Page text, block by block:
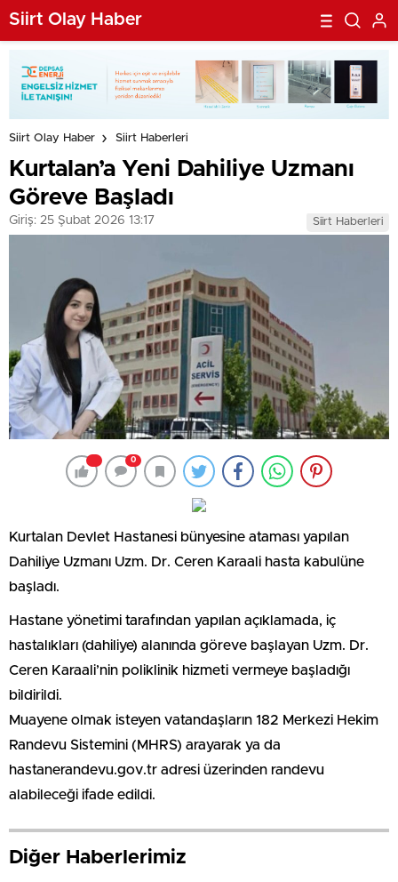
Siirt Olay Haber
Siirt Olay Haber Siirt Haberleri
Kurtalan’a Yeni Dahiliye Uzmanı
Göreve Başladı
Giriş: 25 Şubat 2026 13:17 Siirt Haberleri
0
Kurtalan Devlet Hastanesi bünyesine ataması yapılan
Dahiliye Uzmanı Uzm. Dr. Ceren Karaali hasta kabulüne
başladı.
Hastane yönetimi tarafından yapılan açıklamada, iç
hastalıkları (dahiliye) alanında göreve başlayan Uzm. Dr.
Ceren Karaali’nin poliklinik hizmeti vermeye başladığı
bildirildi.
Muayene olmak isteyen vatandaşların 182 Merkezi Hekim
Randevu Sistemini (MHRS) arayarak ya da
hastanerandevu.gov.tr adresi üzerinden randevu
alabileceği ifade edildi.
Diğer Haberlerimiz